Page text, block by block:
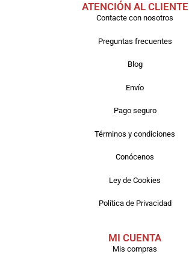
ATENCIÓN AL CLIENTE
Contacte con nosotros
Preguntas frecuentes
Blog
Envío
Pago seguro
Términos y condiciones
Conócenos
Ley de Cookies
Política de Privacidad
MI CUENTA
Mis compras